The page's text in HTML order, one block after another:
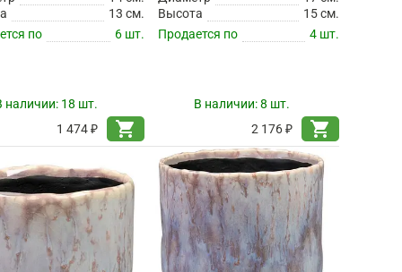
13 см.
по
6 шт.
наличии: 18 шт.
1 474 ₽
shopping_cart
Высота
15 см.
Продается по
4 шт.
В наличии:8 шт.
2 176 ₽
shopping_cart